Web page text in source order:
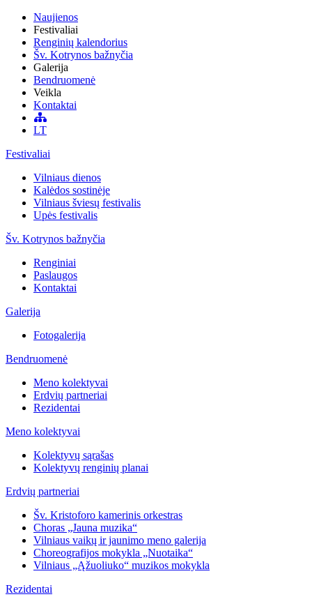
Naujienos
Festivaliai
Renginių kalendorius
Šv. Kotrynos bažnyčia
Galerija
Bendruomenė
Veikla
Kontaktai
LT
Festivaliai
Vilniaus dienos
Kalėdos sostinėje
Vilniaus šviesų festivalis
Upės festivalis
Šv. Kotrynos bažnyčia
Renginiai
Paslaugos
Kontaktai
Galerija
Fotogalerija
Bendruomenė
Meno kolektyvai
Erdvių partneriai
Rezidentai
Meno kolektyvai
Kolektyvų sąrašas
Kolektyvų renginių planai
Erdvių partneriai
Šv. Kristoforo kamerinis orkestras
Choras „Jauna muzika“
Vilniaus vaikų ir jaunimo meno galerija
Choreografijos mokykla „Nuotaika“
Vilniaus „Ąžuoliuko“ muzikos mokykla
Rezidentai